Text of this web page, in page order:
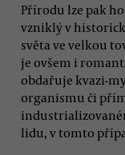
Přírodu lze pak
vzniklý v
světa ve velkou
je ovšem i
obdařuje kvazi-
organismu či
lidu, v tomto